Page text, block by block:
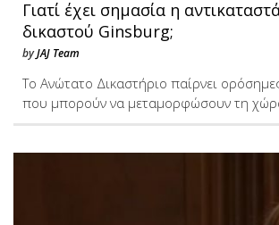
Γιατί έχει σημασία η
δικαστού Ginsburg;
byJAJ Team
Το Ανώτατο Δικαστήριο παίρνει
που μπορούν να μεταμορφώσουν τη